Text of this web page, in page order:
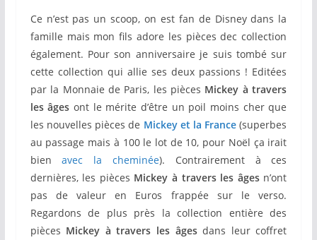
Ce n’est pas un scoop, on est fan de Disney dans la
famille mais mon fils adore les pièces dec collection
également. Pour son anniversaire je suis tombé sur
cette collection qui allie ses deux passions ! Editées
par la Monnaie de Paris, les pièces Mickey à travers
les âges ont le mérite d’être un poil moins cher que
les nouvelles pièces de Mickey et la France (superbes
au passage mais à 100 le lot de 10, pour Noël ça irait
bienavec la cheminée). Contrairement à ces
dernières, les pièces Mickey à travers les âges n’ont
pas de valeur en Euros frappée sur le verso.
Regardons de plus près la collection entière des
pièces Mickey à travers les âgesdans leur coffret